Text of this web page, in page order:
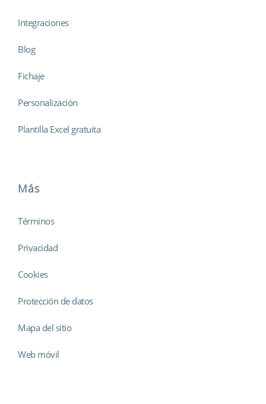
Integraciones
Blog
Fichaje
Personalización
Plantilla Excel gratuita
Más
Términos
Privacidad
Cookies
Protección de datos
Mapa del sitio
Web móvil